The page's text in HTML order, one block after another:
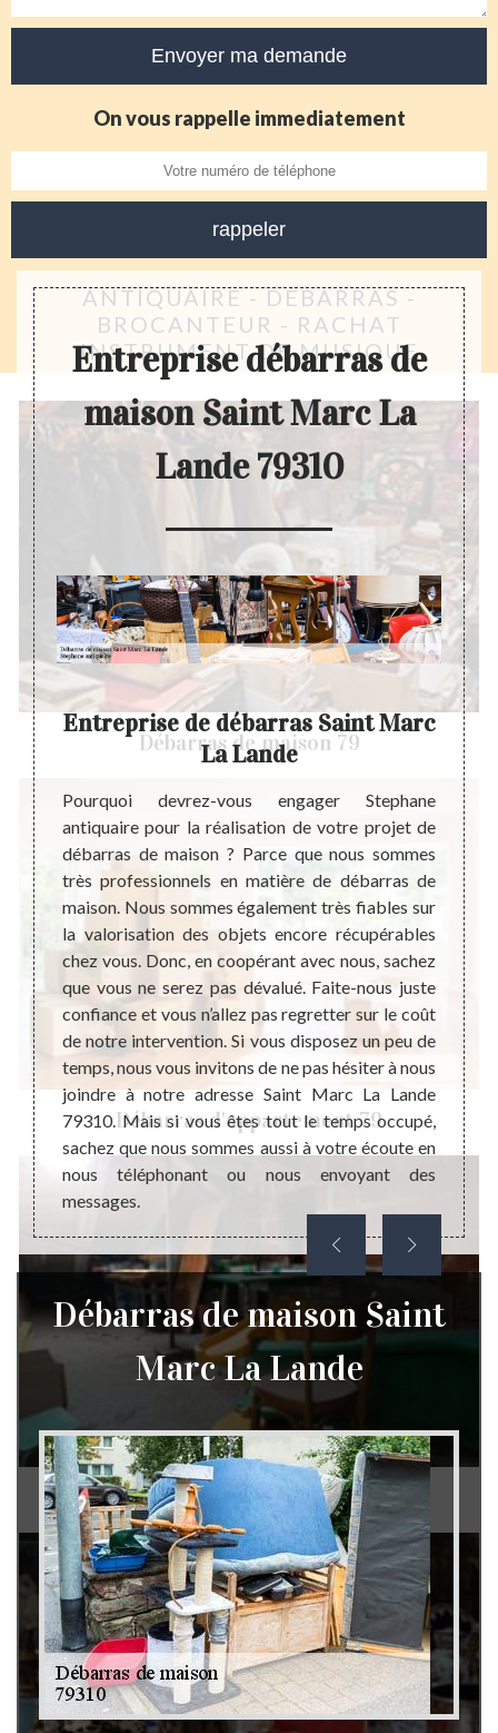
On vous rappelle immediatement
ANTIQUAIRE - DÉBARRAS -
BROCANTEUR - RACHAT
INSTRUMENT DE MUSIQUE
Débarras de maison 79
Débarras d'appartement 79
Débarras de grenier et cave 79
Entreprise débarras de
maison Saint Marc La
Lande 79310
de
en
une
à un
la
Entreprise de débarras Saint Marc
La Lande
Pourquoi devrez-vous engager Stephane
antiquaire pour la réalisation de votre projet de
débarras de maison ? Parce que nous sommes
très professionnels en matière de débarras de
maison. Nous sommes également très fiables sur
la valorisation des objets encore récupérables
chez vous. Donc, en coopérant avec nous, sachez
que vous ne serez pas dévalué. Faite-nous juste
confiance et vous n’allez pas regretter sur le coût
de notre intervention. Si vous disposez un peu de
temps, nous vous invitons de ne pas hésiter à nous
joindre à notre adresse Saint Marc La Lande
79310. Mais si vous êtes tout le temps occupé,
sachez que nous sommes aussi à votre écoute en
nous téléphonant ou nous envoyant des
messages.
de
de
aux
Débarras de maison Saint
Marc La Lande